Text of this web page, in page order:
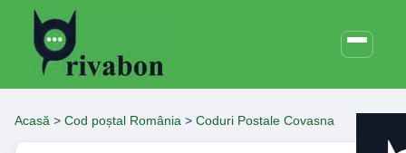
Acasă > Cod poștal România > Coduri Postale Covasna